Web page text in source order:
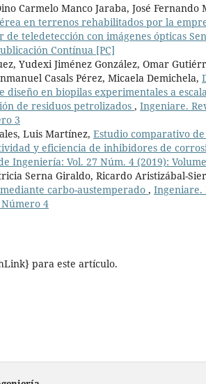
Carmelo Manco Jaraba, José Fernando
en terrenos rehabilitados por la
de teledetección con imágenes ópticas
Contínua [PC]
Yudexi Jiménez González, Omar
Casals Pérez, Micaela Demichela,
en biopilas experimentales a
de residuos petrolizados , Ingeniare.
3
Luis Martínez, Estudio comparativo
y eficiencia de inhibidores de
Ingeniería: Vol. 27 Núm. 4 (2019):
Serna Giraldo, Ricardo Aristizábal-
carbo-austemperado , Ingeniare.
4
para este artículo.